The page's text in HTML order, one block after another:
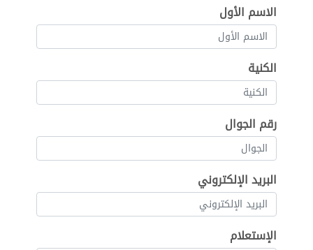
الاسم الأول
الكنية
رقم الجوال
البريد الإلكتروني
الإستعلام